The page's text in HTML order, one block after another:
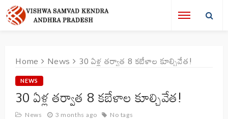
Home News 30 ఏళ్ల తర్వాత 8 కబేళాల కూల్చివేత!
NEWS
30 ఏళ్ల తర్వాత 8 కబేళాల కూల్చివేత!
News 3 months ago No tags